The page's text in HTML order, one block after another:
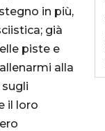
in più,
già
piste e
alla
il loro